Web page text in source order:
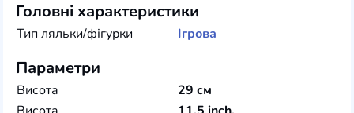
Головні характеристики
Тип ляльки/фігурки Ігрова
Параметри
Висота
29 см